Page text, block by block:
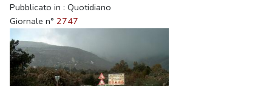
Pubblicato in : Quotidiano
Giornale n° 2747